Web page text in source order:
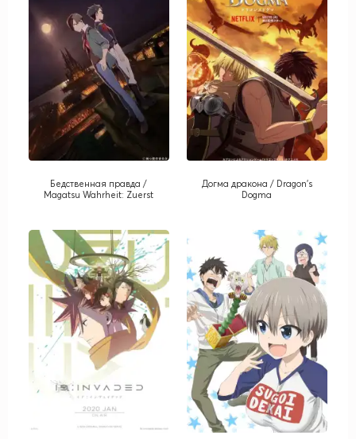
Бедственная правда /
Magatsu Wahrheit: Zuerst
Догма дракона / Dragon's
Dogma